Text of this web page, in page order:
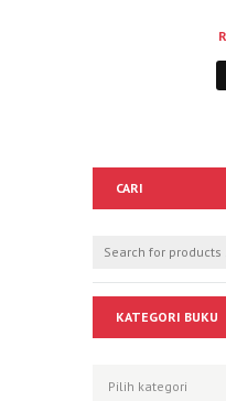
CARI
KATEGORI BUKU